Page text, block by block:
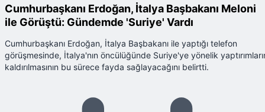
Cumhurbaşkanı Erdoğan, İtalya Başbakanı Meloni
ile Görüştü: Gündemde 'Suriye' Vardı
Cumhurbaşkanı Erdoğan, İtalya Başbakanı ile yaptığı telefon
görüşmesinde, İtalya'nın öncülüğünde Suriye'ye yönelik
kaldırılmasının bu sürece fayda sağlayacağını belirtti.